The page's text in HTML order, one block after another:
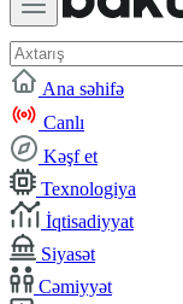
Ana səhifə
Canlı
Kəşf et
Texnologiya
İqtisadiyyat
Siyasət
Cəmiyyət